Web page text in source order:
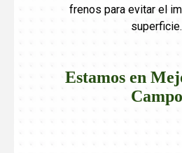
frenos para evitar el
superficie.
Estamos en
Campo